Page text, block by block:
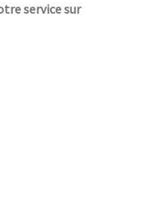
service sur